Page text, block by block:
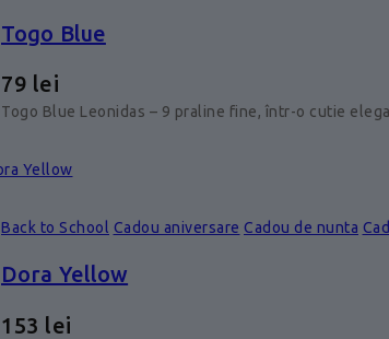
Togo Blue
79 lei
Togo Blue Leonidas – 9 praline fine, într-o cutie
Back to School Cadou aniversare Cadou de nunta
Dora Yellow
153 lei